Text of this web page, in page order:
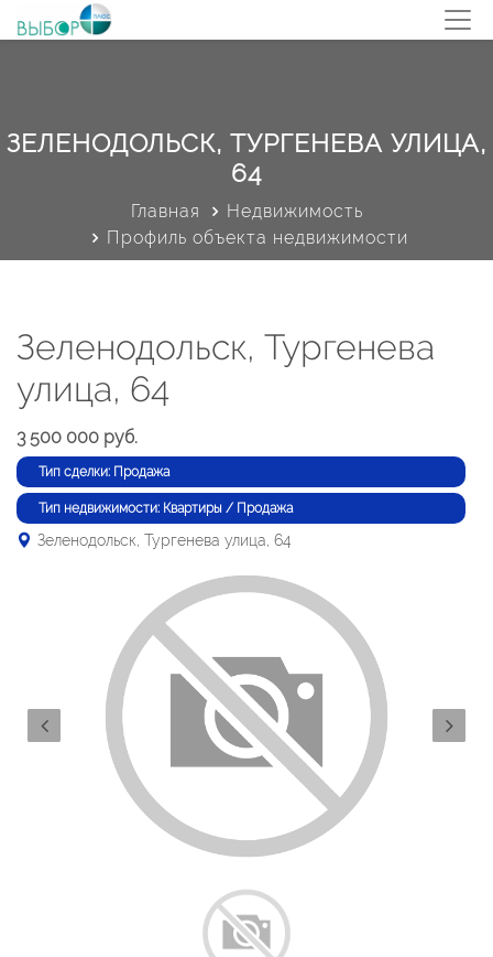
ЗЕЛЕНОДОЛЬСК, ТУРГЕНЕВА УЛИЦА,
64
Главная
Недвижимость
Профиль объекта недвижимости
Зеленодольск, Тургенева
улица, 64
3 500 000 руб.
Тип сделки: Продажа
Тип недвижимости: Квартиры / Продажа
Зеленодольск, Тургенева улица, 64